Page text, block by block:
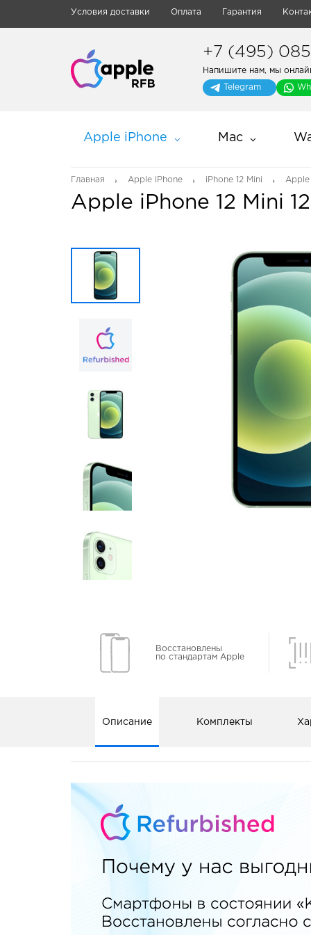
Условия доставки Оплата Гарантия
+7 (495) 085-
Напишите нам, мы
Telegram
Apple iPhone Mac
Главная Apple iPhone iPhone 12 Mini Apple
Apple iPhone 12 Mini
Восстановлены
по стандартам Apple
Описание Комплекты